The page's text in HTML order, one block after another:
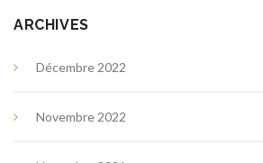
ARCHIVES
Décembre 2022
Novembre 2022